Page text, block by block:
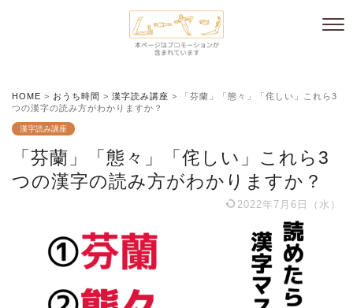
HOME > おうち時間 > 漢字読み講座 >
「芬蘭」「態々」「侘しい」これら3
つの漢字の読み方がわかりますか？
漢字読み講座
「芬蘭」「態々」「侘しい」これら3
つの漢字の読み方がわかりますか？
2022年7月6日（水）